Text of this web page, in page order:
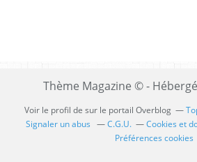
Thème Magazine © -
Voir le profil de sur le portail Overblog
Signaler un abus
C.G.U.
Cookies et
Préférences cookies